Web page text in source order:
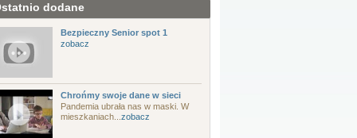
dodane
Bezpieczny Senior spot 1
zobacz
Chrońmy swoje dane w sieci
Pandemia ubrała nas w maski. W
mieszkaniach... zobacz